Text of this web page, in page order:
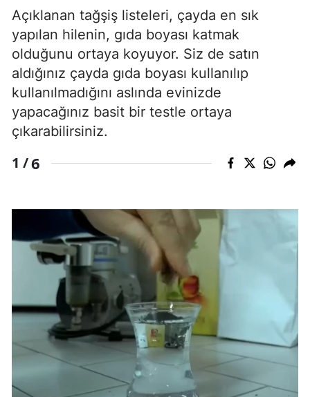
Açıklanan tağşiş listeleri, çayda en sık
yapılan hilenin, gıda boyası katmak
olduğunu ortaya koyuyor. Siz de satın
aldığınız çayda gıda boyası kullanılıp
kullanılmadığını aslında evinizde
yapacağınız basit bir testle ortaya
çıkarabilirsiniz.
1 /6